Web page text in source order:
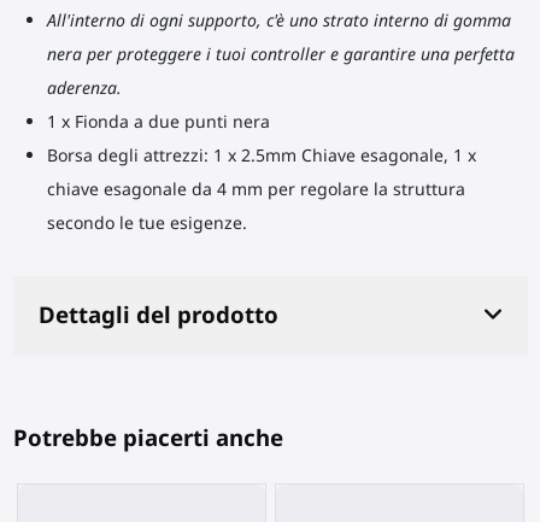
All'interno di ogni supporto, c'è uno strato interno di gomma
nera per proteggere i tuoi controller e garantire una perfetta
aderenza.
1 x Fionda a due punti nera
Borsa degli attrezzi: 1 x 2.5mm Chiave esagonale, 1 x
chiave esagonale da 4 mm per regolare la struttura
secondo le tue esigenze.
Dettagli del prodotto
Potrebbe piacerti anche